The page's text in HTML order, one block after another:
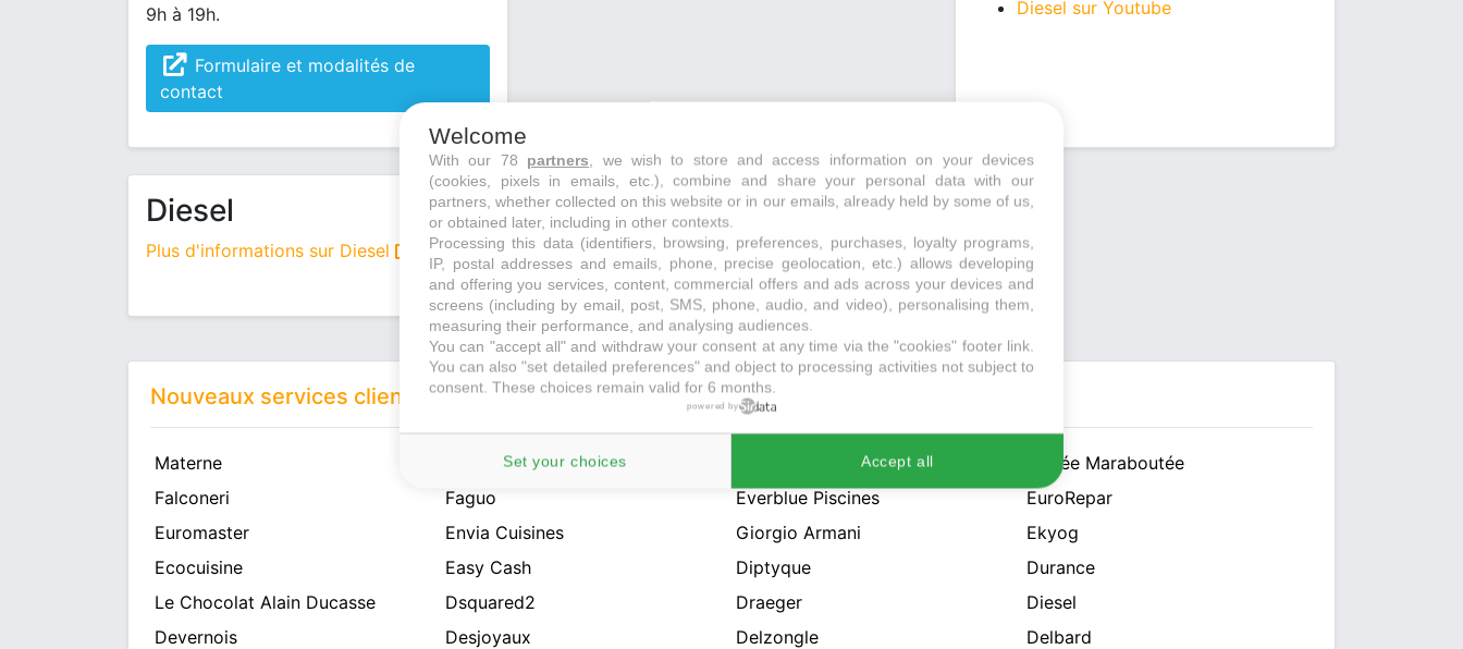
9h à 19h.
Formulaire et modalités de
contact
Diesel sur Youtube
Diesel
Plus d'informations sur Diesel
Nouveaux services client
Materne Vertbaudet Salvatore Ferragamo
La Fée Maraboutée
Falconeri
Faguo Everblue Piscines
EuroRepar
Euromaster
Envia Cuisines Giorgio Armani
Ekyog
Ecocuisine
Easy Cash Diptyque
Durance
Le Chocolat Alain Ducasse
Dsquared2 Draeger
Diesel
Devernois
Desjoyaux Delzongle Delbard
Welcome
With our 78 partners , we wish to store and access information on your devices
(cookies, pixels in emails, etc.), combine and share your personal data with our
partners, whether collected on this website or in our emails, already held by some of us,
or obtained later, including in other contexts.
Processing this data (identifiers, browsing, preferences, purchases, loyalty programs,
IP, postal addresses and emails, phone, precise geolocation, etc.) allows developing
and offering you services, content, commercial offers and ads across your devices and
screens (including by email, post, SMS, phone, audio, and video), personalising them,
measuring their performance, and analysing audiences.
You can "accept all" and withdraw your consent at any time via the "cookies" footer link
You can also "set detailed preferences" and object to processing activities not subject to
consent. These choices remain valid for 6 months.
powered by
Set your choices Accept all